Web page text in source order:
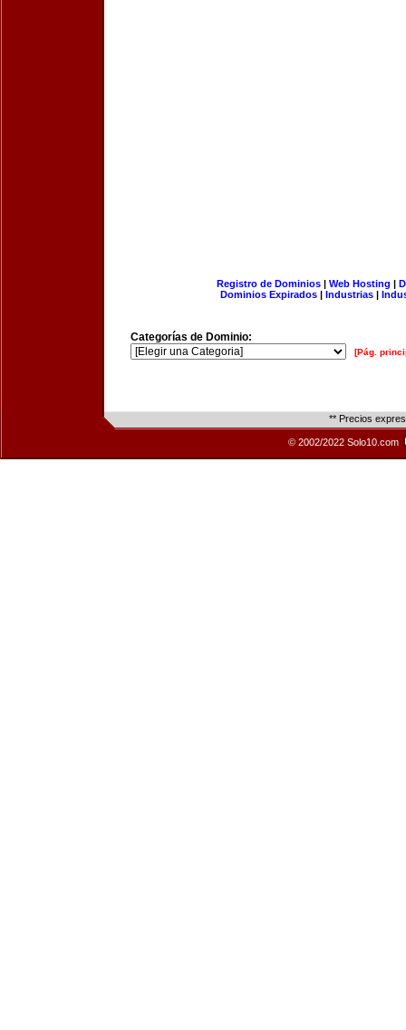
Registro de Dominios| Web Hosting |
Dominios Expirados | Industrias |
Categorías de Dominio:
[Pág.
** Precios
© 2002/2022 Solo10.com